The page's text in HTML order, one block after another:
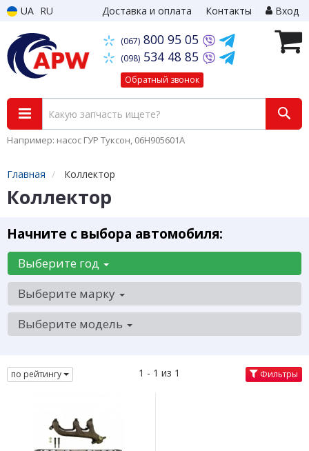
UA RU Доставка и оплата Контакты Вход
(067) 800 95 05
(098) 534 48 85
Обратный звонок
Например: насос ГУР Туксон, 06H905601A
Главная Коллектор
Коллектор
Начните с выбора автомобиля:
Выберите год
Выберите марку
Выберите модель
по рейтингу 1 - 1 из 1 Фильтры